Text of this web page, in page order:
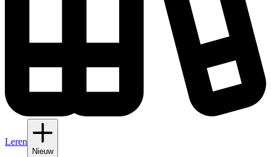
Leren
Nieuw